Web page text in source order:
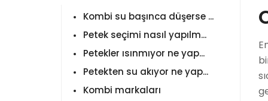
Kombi su başınca düşerse ...
Petek seçimi nasıl yapılm...
Petekler ısınmıyor ne yap...
Petekten su akıyor ne yap...
Kombi markaları